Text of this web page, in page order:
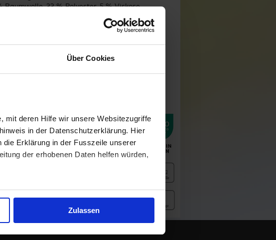
Über Cookies
mit deren Hilfe wir unsere Websitezugriffe
in der Datenschutzerklärung. Hier
Erklärung in der Fusszeile unserer
der erhobenen Daten helfen würden,
Zulassen
33 % Polyester, 5 % Viskose
Kapuzensweatshirt mit
und Elasthanbündchen an
Größenetikett, hergestellt aus
Baumwolle und Polyester. Die
und der weich fallende Stoff
Made In Green:
über die Farben scrollen):